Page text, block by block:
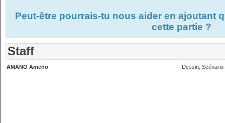
Peut-être pourrais-tu nous aider en ajoutant
cette partie ?
Staff
AMANO Ameno Dessin, Scénario